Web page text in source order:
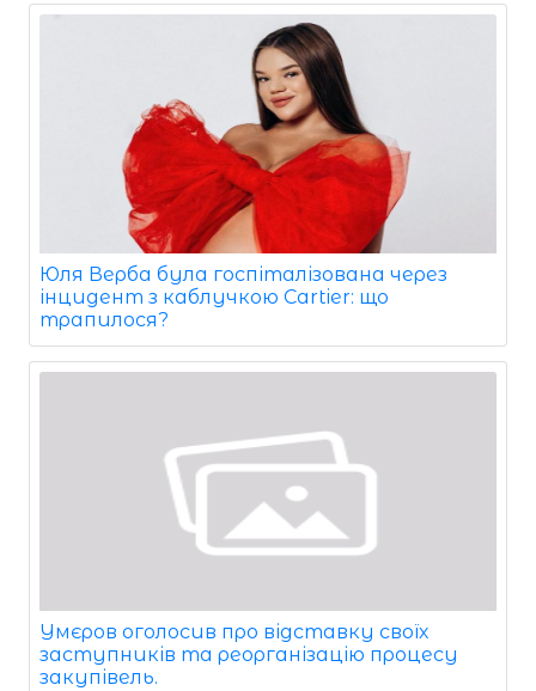
Юля Верба була госпіталізована через
інцидент з каблучкою Cartier: що
трапилося?
Умєров оголосив про відставку своїх
заступників та реорганізацію процесу
закупівель.